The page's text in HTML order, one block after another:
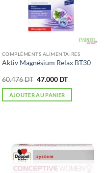
COMPLÉMENTS ALIMENTAIRES
Aktiv Magnésium Relax BT30
60.476DT Le
initial
était :
47.000 DTLe
actuel
AJOUTER AU PANIER